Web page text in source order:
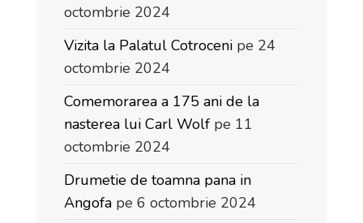
octombrie 2024
Vizita la Palatul Cotroceni pe 24
octombrie 2024
Comemorarea a 175 ani de la
nasterea lui Carl Wolf pe 11
octombrie 2024
Drumetie de toamna pana in
Angofa pe 6 octombrie 2024